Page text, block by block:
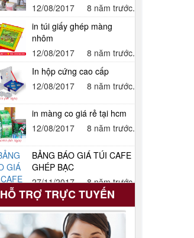
12/08/2017
8 năm trước.
in túi giấy ghép màng
nhôm
12/08/2017
8 năm trước.
In hộp cứng cao cấp
12/08/2017
8 năm trước.
in màng co giá rẻ tại hcm
12/08/2017
8 năm trước.
BẢNG BÁO GIÁ TÚI CAFE
GHÉP BẠC
27/11/2017
8 năm trước.
In Poster
14/08/2017
8 năm trước.
HỖ TRỢ TRỰC TUYẾN